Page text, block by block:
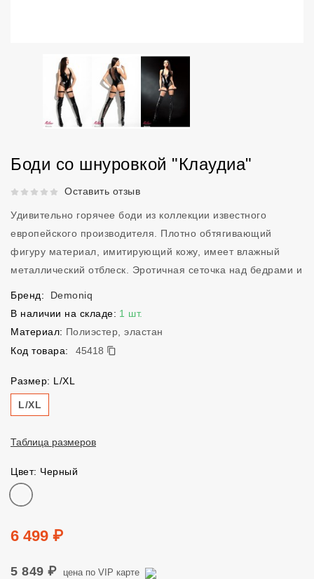
Боди со шнуровкой "Клаудиа"
Рейтинг 5 из 5.Оставить отзыв
Удивительно горячее боди из коллекции известного
европейского производителя. Плотно обтягивающий
фигуру материал, имитирующий кожу, имеет влажный
металлический отблеск. Эротичная сеточка над бедрами и
Бренд:
Demoniq
В наличии на складе: 1 шт.
Материал: Полиэстер, эластан
Код товара:
45418
45418
Размер: L/XL
Размер
L/XL
Таблица размеров
Цвет: Черный
Цвет
Цена
6 499 ₽
5 849 ₽ цена по VIP карте